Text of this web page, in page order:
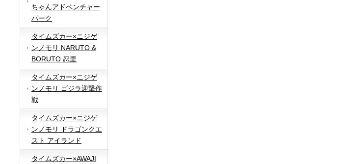
ちゃんアドベンチャー
パーク
タイムズカー×ニジゲ
ンノモリ NARUTO &
BORUTO 忍里
タイムズカー×ニジゲ
ンノモリ ゴジラ迎撃作
戦
タイムズカー×ニジゲ
ンノモリ ドラゴンクエ
スト アイランド
タイムズカー×AWAJI